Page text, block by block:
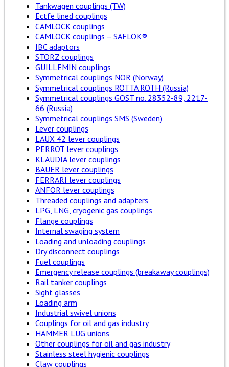
Tankwagen couplings (TW)
Ectfe lined couplings
CAMLOCK couplings
CAMLOCK couplings – SAFLOK®
IBC adaptors
STORZ couplings
GUILLEMIN couplings
Symmetrical couplings NOR (Norway)
Symmetrical couplings ROTTA ROTH (Russia)
Symmetrical couplings GOST no. 28352-89, 2217-
66 (Russia)
Symmetrical couplings SMS (Sweden)
Lever couplings
LAUX 42 lever couplings
PERROT lever couplings
KLAUDIA lever couplings
BAUER lever couplings
FERRARI lever couplings
ANFOR lever couplings
Threaded couplings and adapters
LPG, LNG, cryogenic gas couplings
Flange couplings
Internal swaging system
Loading and unloading couplings
Dry disconnect couplings
Fuel couplings
Emergency release couplings (breakaway couplings)
Rail tanker couplings
Sight glasses
Loading arm
Industrial swivel unions
Couplings for oil and gas industry
HAMMER LUG unions
Other couplings for oil and gas industry
Stainless steel hygienic couplings
Claw couplings